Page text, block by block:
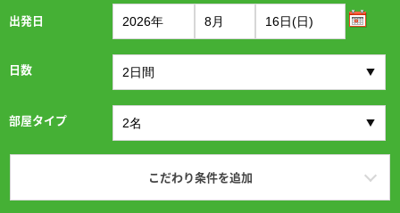
出発日
日数
部屋タイプ
こだわり条件を追加